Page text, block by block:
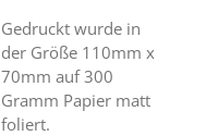
Gedruckt wurde in
der Größe 110mm x
70mm auf 300
Gramm Papier matt
foliert.